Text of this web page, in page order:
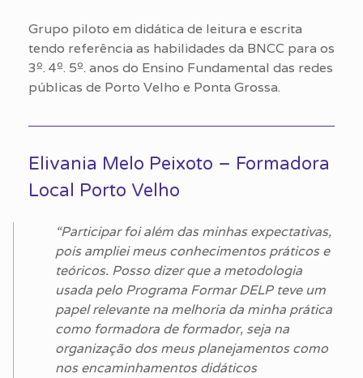
Grupo piloto em didática de leitura e escrita
tendo referência as habilidades da BNCC para os
3º. 4º. 5º. anos do Ensino Fundamental das redes
públicas de Porto Velho e Ponta Grossa.
Elivania Melo Peixoto – Formadora
Local Porto Velho
“Participar foi além das minhas expectativas,
pois ampliei meus conhecimentos práticos e
teóricos. Posso dizer que a metodologia
usada pelo Programa Formar DELP teve um
papel relevante na melhoria da minha prática
como formadora de formador, seja na
organização dos meus planejamentos como
nos encaminhamentos didáticos